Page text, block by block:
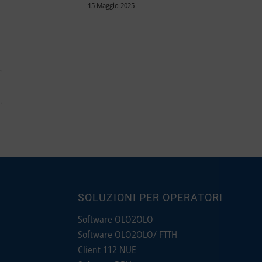
15 Maggio 2025
SOLUZIONI PER OPERATORI
Software OLO2OLO
Software OLO2OLO/ FTTH
Client 112 NUE